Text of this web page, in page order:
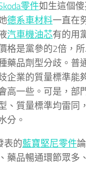
零件如生這個
德系車材料一直在
汽車機油芯有的用
格是黨參的2倍，
藥品劑型分歧。普
企業的質量標準能
高一些。可是，部
、質量標準均雷同
分。
表的藍寶堅尼零件
藥品暢通環節眾多